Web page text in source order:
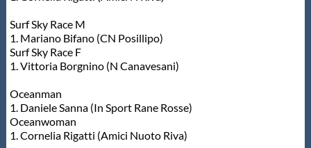
Surf Sky Race M
1. Mariano Bifano (CN Posillipo)
Surf Sky Race F
1. Vittoria Borgnino (N Canavesani)
Oceanman
1. Daniele Sanna (In Sport Rane Rosse)
Oceanwoman
1. Cornelia Rigatti (Amici Nuoto Riva)